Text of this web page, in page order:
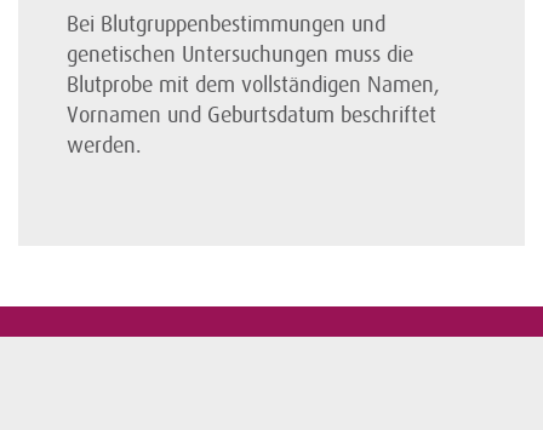
Bei Blutgruppen­bestimmungen und
genetischen Unter­suchungen muss die
Blutprobe mit dem vollständigen Namen,
Vornamen und Geburtsdatum beschriftet
werden.